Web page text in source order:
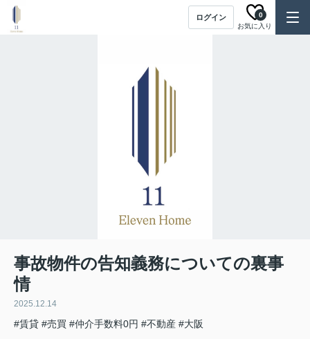
ログイン
お気に入り
0
事故物件の告知義務についての裏事
情
2025.12.14
#賃貸 #売買 #仲介手数料0円 #不動産 #大阪